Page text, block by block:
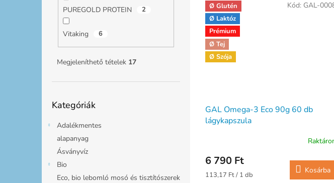
PUREGOLD PROTEIN 2
Vitaking 6
Megjeleníthető tételek 17
átugrása
Kategóriák
Adalékmentes
alapanyag
Ásványvíz
Bio
Eco, bio lebomló mosó és tisztítószerek
Ø Glutén
Ø Laktóz
Prémium
Ø Tej
Ø Szója
GAL Omega-3 Eco 90g 60 db
lágykapszula
6 790 Ft
Egységár:
113,17 Ft / 1 db Kosárba
Kód: GAL-